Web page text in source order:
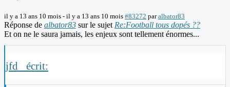
il y a 13 ans 10 mois - il y a 13 ans 10 mois #83272 paralbator83
Réponse de albator83 sur le sujet Re:Football tous dopés ??
Et on ne le saura jamais, les enjeux sont tellement énormes...
jfd_ écrit: